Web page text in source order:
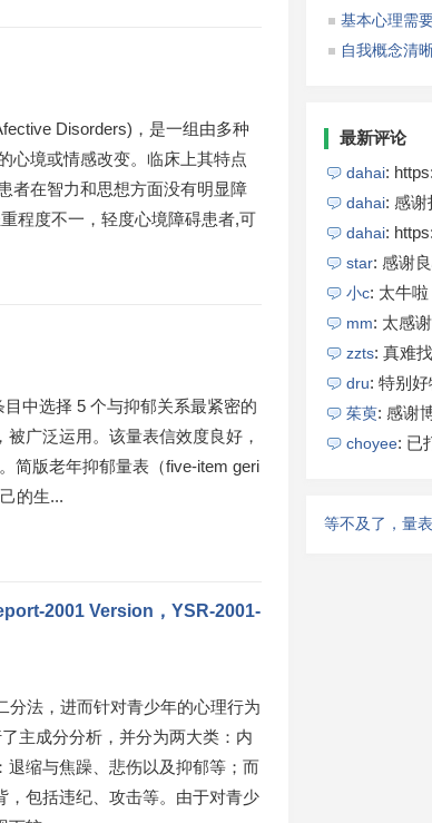
Disorders)，是一组由多种
心境或情感改变。临床上其特点
者在智力和思想方面没有明显障
程度不一，轻度心境障碍患者,可
中选择 5 个与抑郁关系最紧密的
广泛运用。该量表信效度良好，
简版老年抑郁量表（five-item geri
的生...
2001 Version，YSR-2001-
分法，进而针对青少年的心理行为
主成分分析，并分为两大类：内
缩与焦躁、悲伤以及抑郁等；而
包括违纪、攻击等。由于对青少
最新评论
dahai:
dahai: 感谢
dahai:
star: 感谢
小c: 太牛
mm: 太感
zzts: 真难找
dru: 特别
茱萸: 感谢
choyee: 已
等不及了，量